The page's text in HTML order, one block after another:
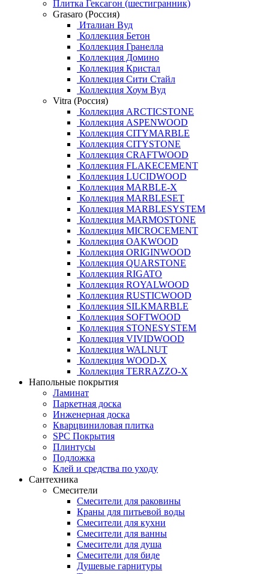
Плитка Гексагон (шестигранник)
Grasaro (Россия)
Италиан Вуд
Коллекция Бетон
Коллекция Гранелла
Коллекция Домино
Коллекция Кристал
Коллекция Сити Стайл
Коллекция Хоум Вуд
Vitra (Россия)
Коллекция ARCTICSTONE
Коллекция ASPENWOOD
Коллекция CITYMARBLE
Коллекция CITYSTONE
Коллекция CRAFTWOOD
Коллекция FLAKECEMENT
Коллекция LUCIDWOOD
Коллекция MARBLE-X
Коллекция MARBLESET
Коллекция MARBLESYSTEM
Коллекция MARMOSTONE
Коллекция MICROCEMENT
Коллекция OAKWOOD
Коллекция ORIGINWOOD
Коллекция QUARSTONE
Коллекция RIGATO
Коллекция ROYALWOOD
Коллекция RUSTICWOOD
Коллекция SILKMARBLE
Коллекция SOFTWOOD
Коллекция STONESYSTEM
Коллекция VIVIDWOOD
Коллекция WALNUT
Коллекция WOOD-X
Коллекция ТЕRRАZZO-X
Напольные покрытия
Ламинат
Паркетная доска
Инженерная доска
Кварцвиниловая плитка
SPC Покрытия
Плинтусы
Подложка
Клей и средства по уходу
Сантехника
Смесители
Смесители для раковины
Краны для питьевой воды
Смесители для кухни
Смесители для ванны
Смесители для душа
Смесители для биде
Душевые гарнитуры